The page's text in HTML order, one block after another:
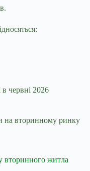
на вторинному ринку
вторинного житла